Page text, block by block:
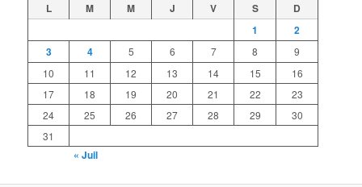
L M M J V S
D
1
2
3
4 5 6 7 8
9
10
11 12 13 14 15
16
17
18 19 20 21 22
23
24
25 26 27 28 29
30
31
« Juil